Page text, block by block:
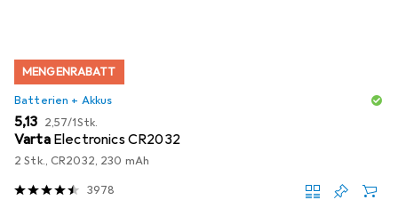
MENGENRABATT
Batterien + Akkus
EUR
5,13 EUR
2,57/1Stk.
Varta Electronics CR2032
2 Stk., CR2032, 230 mAh
3978